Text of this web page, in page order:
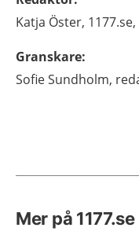
Katja Öster,
Granskare:
SofieSundholm,
Mer på 1177.se